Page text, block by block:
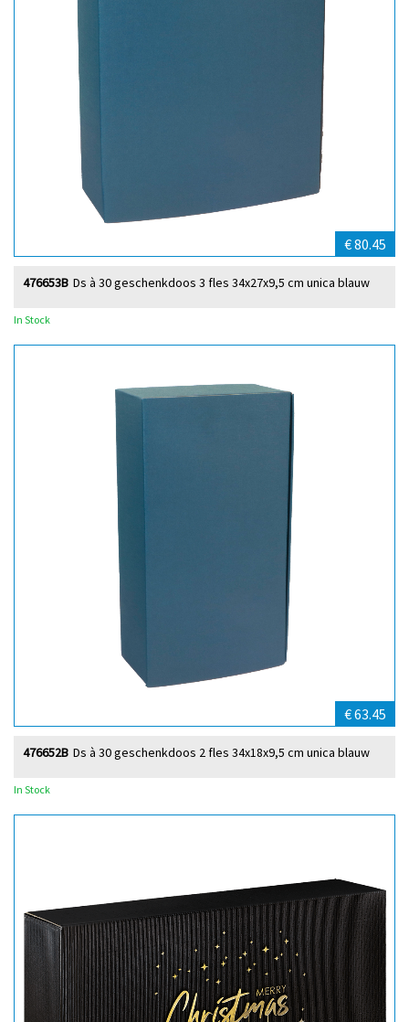
€ 80.45
Ds à 30 geschenkdoos 3 fles 34x27x9,5 cm unica blauw
476653B
In Stock
€ 63.45
Ds à 30 geschenkdoos 2 fles 34x18x9,5 cm unica blauw
476652B
In Stock